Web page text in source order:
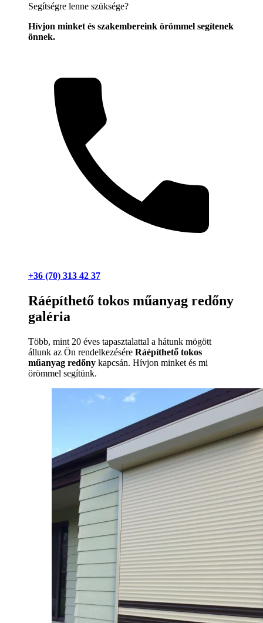
Segítségre lenne szüksége?
Hívjon minket és szakembereink örömmel segítenek
önnek.
+36 (70) 313 42 37
Ráépíthető tokos műanyag redőny
galéria
Több, mint 20 éves tapasztalattal a hátunk mögött
állunk az Ön rendelkezésére Ráépíthető tokos
műanyag redőny kapcsán. Hívjon minket és mi
örömmel segítünk.